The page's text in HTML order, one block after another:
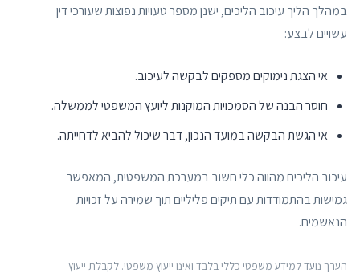
במהלך הליך עיכוב הליכים, ישנן מספר טעויות נפוצות שעורכי דין
עשויים לבצע:
אי הצגת נימוקים מספקים לבקשה לעיכוב.
חוסר הבנה של הסמכויות המוקנות ליועץ המשפטי לממשלה.
אי הגשת הבקשה במועד הנכון, דבר שיכול להביא לדחייתה.
עיכוב הליכים מהווה כלי חשוב במערכת המשפטית, המאפשר
גמישות בהתמודדות עם תיקים פליליים תוך שמירה על זכויות
הנאשמים.
הערך נועד למידע משפטי כללי בלבד ואינו ייעוץ משפטי. לקבלת ייעוץ